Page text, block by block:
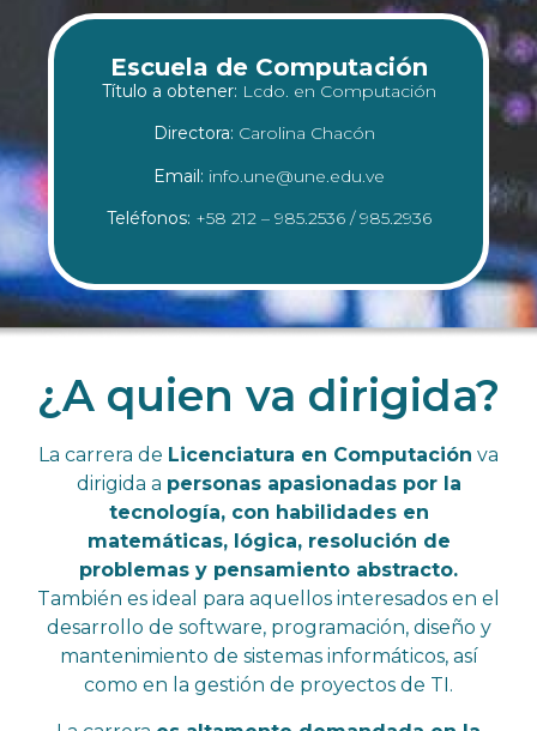
Escuela de Computación
Título a obtener: Lcdo. en Computación
Directora: Carolina Chacón
Email: info.une@une.edu.ve
Teléfonos: +58 212 – 985.2536 / 985.2936
¿A quien va dirigida?
La carrera de Licenciatura en Computación va
dirigida a personas apasionadas por la
tecnología, con habilidades en
matemáticas, lógica, resolución de
problemas y pensamiento abstracto.
También es ideal para aquellos interesados en el
desarrollo de software, programación, diseño y
mantenimiento de sistemas informáticos, así
como en la gestión de proyectos de TI.